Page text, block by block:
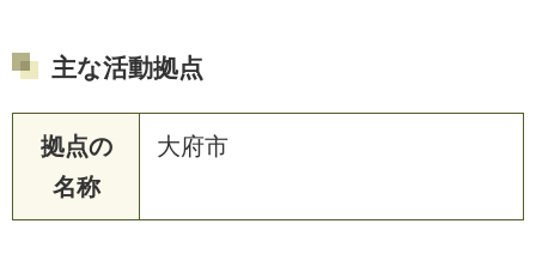
主な活動拠点
拠点の
名称
大府市